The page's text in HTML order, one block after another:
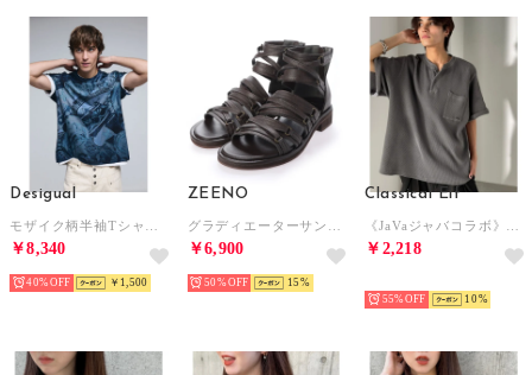
Desigual
￥8,340
40% ￥1,500
ZEENO
￥6,900
50% 15
Classical Elf
￥2,218
55% 10